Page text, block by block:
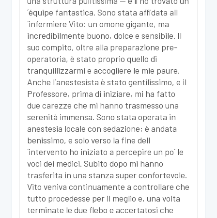
´équipe fantastica. Sono stata affidata all
´infermiere Vito: un omone gigante, ma
incredibilmente buono, dolce e sensibile. Il
suo compito, oltre alla preparazione pre-
operatoria, è stato proprio quello di
tranquillizzarmi e accogliere le mie paure.
Anche l´anestesista è stato gentilissimo, e il
Professore, prima di iniziare, mi ha fatto
due carezze che mi hanno trasmesso una
serenità immensa. Sono stata operata in
anestesia locale con sedazione; è andata
benissimo, e solo verso la fine dell
´intervento ho iniziato a percepire un po´ le
voci dei medici. Subito dopo mi hanno
trasferita in una stanza super confortevole.
Vito veniva continuamente a controllare che
tutto procedesse per il meglio e, una volta
terminate le due flebo e accertatosi che